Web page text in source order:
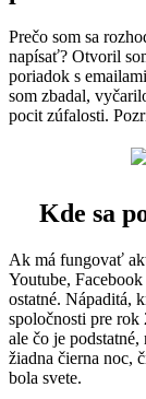
Prečo som sa
napísať? Otvoril
poriadok s
som zbadal,
pocit zúfalosti.
Kde sa
Ak má fungovať
Youtube,
ostatné. Nápaditá,
spoločnosti pre rok
ale čo je
žiadna čierna noc,
bola svete.